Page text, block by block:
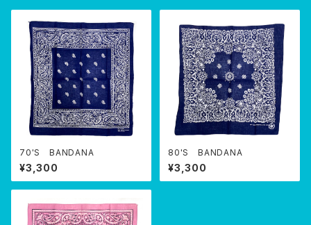
70'S BANDANA
¥3,300
80'S BANDANA
¥3,300